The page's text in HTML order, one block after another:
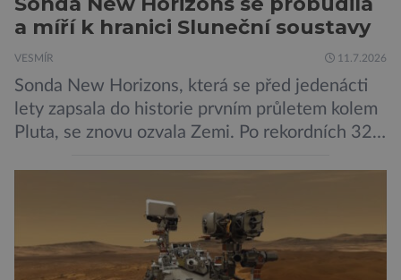
a míří k hranici Sluneční soustavy
VESMÍR 11.7.2026
Sonda New Horizons, která se před jedenácti
lety zapsala do historie prvním průletem kolem
Pluta, se znovu ozvala Zemi. Po rekordních 321
podle NASA je ve výtečném stavu. Nyní ji čeká
další etapa její mise, jejíž ambicí je přinést
dosud nejpodrobnější […]